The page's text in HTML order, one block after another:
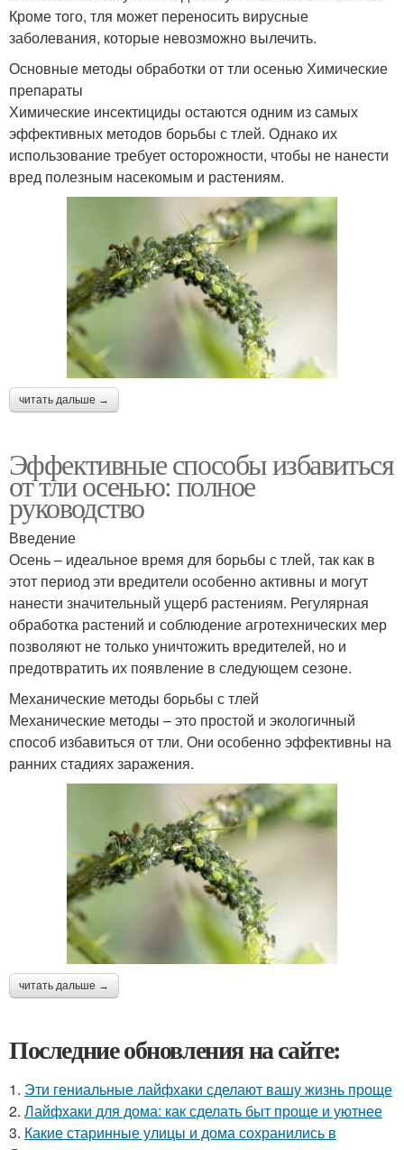
Кроме того, тля может переносить вирусные
заболевания, которые невозможно вылечить.
Основные методы обработки от тли осенью Химические
препараты
Химические инсектициды остаются одним из самых
эффективных методов борьбы с тлей. Однако их
использование требует осторожности, чтобы не нанести
вред полезным насекомым и растениям.
читать дальше →
Эффективные способы избавиться
от тли осенью: полное
руководство
Введение
Осень – идеальное время для борьбы с тлей, так как в
этот период эти вредители особенно активны и могут
нанести значительный ущерб растениям. Регулярная
обработка растений и соблюдение агротехнических мер
позволяют не только уничтожить вредителей, но и
предотвратить их появление в следующем сезоне.
Механические методы борьбы с тлей
Механические методы – это простой и экологичный
способ избавиться от тли. Они особенно эффективны на
ранних стадиях заражения.
читать дальше →
Последние обновления на сайте:
1. Эти гениальные лайфхаки сделают вашу жизнь проще
2. Лайфхаки для дома: как сделать быт проще и уютнее
3. Какие старинные улицы и дома сохранились в